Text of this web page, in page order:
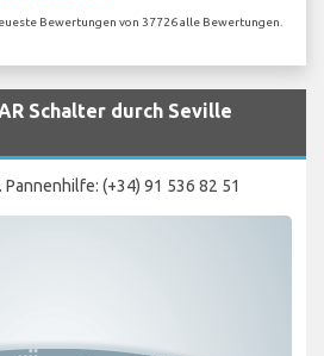
Bewertungen von 37726 alle Bewertungen.
Schalter durch Seville
(+34) 91 536 82 51